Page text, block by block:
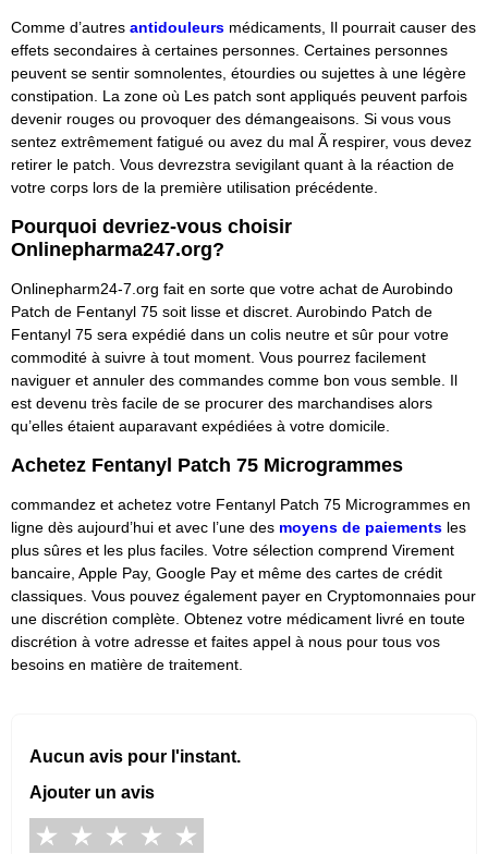
Comme d’autres antidouleurs médicaments, Il pourrait causer des
effets secondaires à certaines personnes. Certaines personnes
peuvent se sentir somnolentes, étourdies ou sujettes à une légère
constipation. La zone où Les patch sont appliqués peuvent parfois
devenir rouges ou provoquer des démangeaisons. Si vous vous
sentez extrêmement fatigué ou avez du mal Ã respirer, vous devez
retirer le patch. Vous devrezstra sevigilant quant à la réaction de
votre corps lors de la première utilisation précédente.
Pourquoi devriez-vous choisir
Onlinepharma247.org?
Onlinepharm24-7.org fait en sorte que votre achat de Aurobindo
Patch de Fentanyl 75 soit lisse et discret. Aurobindo Patch de
Fentanyl 75 sera expédié dans un colis neutre et sûr pour votre
commodité à suivre à tout moment. Vous pourrez facilement
naviguer et annuler des commandes comme bon vous semble. Il
est devenu très facile de se procurer des marchandises alors
qu’elles étaient auparavant expédiées à votre domicile.
Achetez Fentanyl Patch 75 Microgrammes
commandez et achetez votre Fentanyl Patch 75 Microgrammes en
ligne dès aujourd’hui et avec l’une des moyens de paiements les
plus sûres et les plus faciles. Votre sélection comprend Virement
bancaire , Apple Pay, Google Pay et même des cartes de crédit
classiques. Vous pouvez également payer en Cryptomonnaies pour
une discrétion complète. Obtenez votre médicament livré en toute
discrétion à votre adresse et faites appel à nous pour tous vos
besoins en matière de traitement.
Aucun avis pour l'instant.
Ajouter un avis